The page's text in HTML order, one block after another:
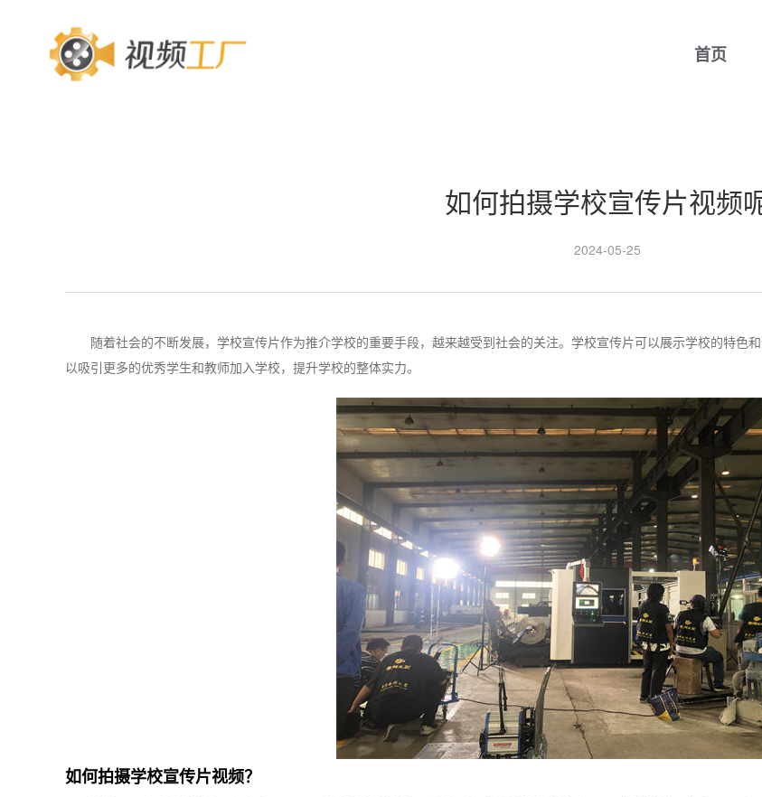
首页
如何拍摄学校宣传片视频
2024-05-25
随着社会的不断发展，学校宣传片作为推介学校的重要手段，越来越受到社会的关注。学校宣传片可以展示学校的特色
以吸引更多的优秀学生和教师加入学校，提升学校的整体实力。
如何拍摄学校宣传片视频？